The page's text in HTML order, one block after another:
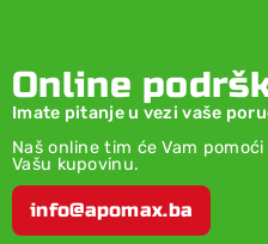
Online
Imate pitanje u vezi vaše
Naš online tim će Vam
Vašu kupovinu.
info@apomax.ba